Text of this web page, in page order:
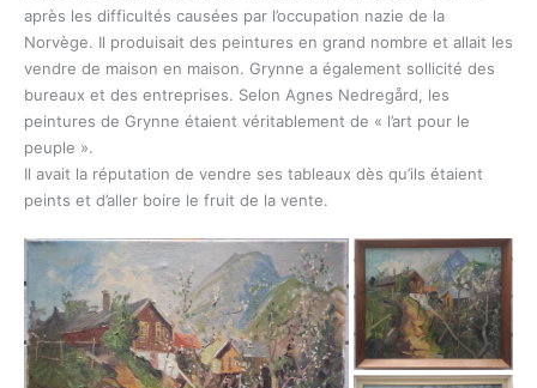
après les difficultés causées par l’occupation nazie de la
Norvège. Il produisait des peintures en grand nombre et allait les
vendre de maison en maison. Grynne a également sollicité des
bureaux et des entreprises. Selon Agnes Nedregård, les
peintures de Grynne étaient véritablement de « l’art pour le
peuple ».
Il avait la réputation de vendre ses tableaux dès qu’ils étaient
peints et d’aller boire le fruit de la vente.